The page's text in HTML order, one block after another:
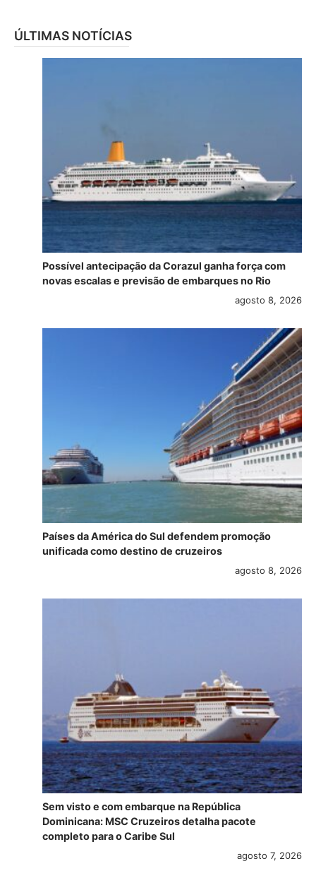
ÚLTIMAS NOTÍCIAS
Possível antecipação da Corazul ganha força com
novas escalas e previsão de embarques no Rio
agosto 8, 2026
Países da América do Sul defendem promoção
unificada como destino de cruzeiros
agosto 8, 2026
Sem visto e com embarque na República
Dominicana: MSC Cruzeiros detalha pacote
completo para o Caribe Sul
agosto 7, 2026